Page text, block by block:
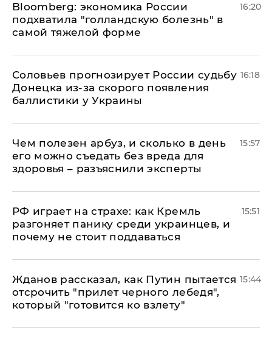
Bloomberg: экономика России
подхватила "голландскую болезнь" в
самой тяжелой форме
16:20
Соловьев прогнозирует России судьбу
Донецка из-за скорого появления
баллистики у Украины
16:18
Чем полезен арбуз, и сколько в день
его можно съедать без вреда для
здоровья – разъяснили эксперты
15:57
РФ играет на страхе: как Кремль
разгоняет панику среди украинцев, и
почему не стоит поддаваться
15:51
Жданов рассказал, как Путин пытается
отсрочить "прилет черного лебедя",
который "готовится ко взлету"
15:44